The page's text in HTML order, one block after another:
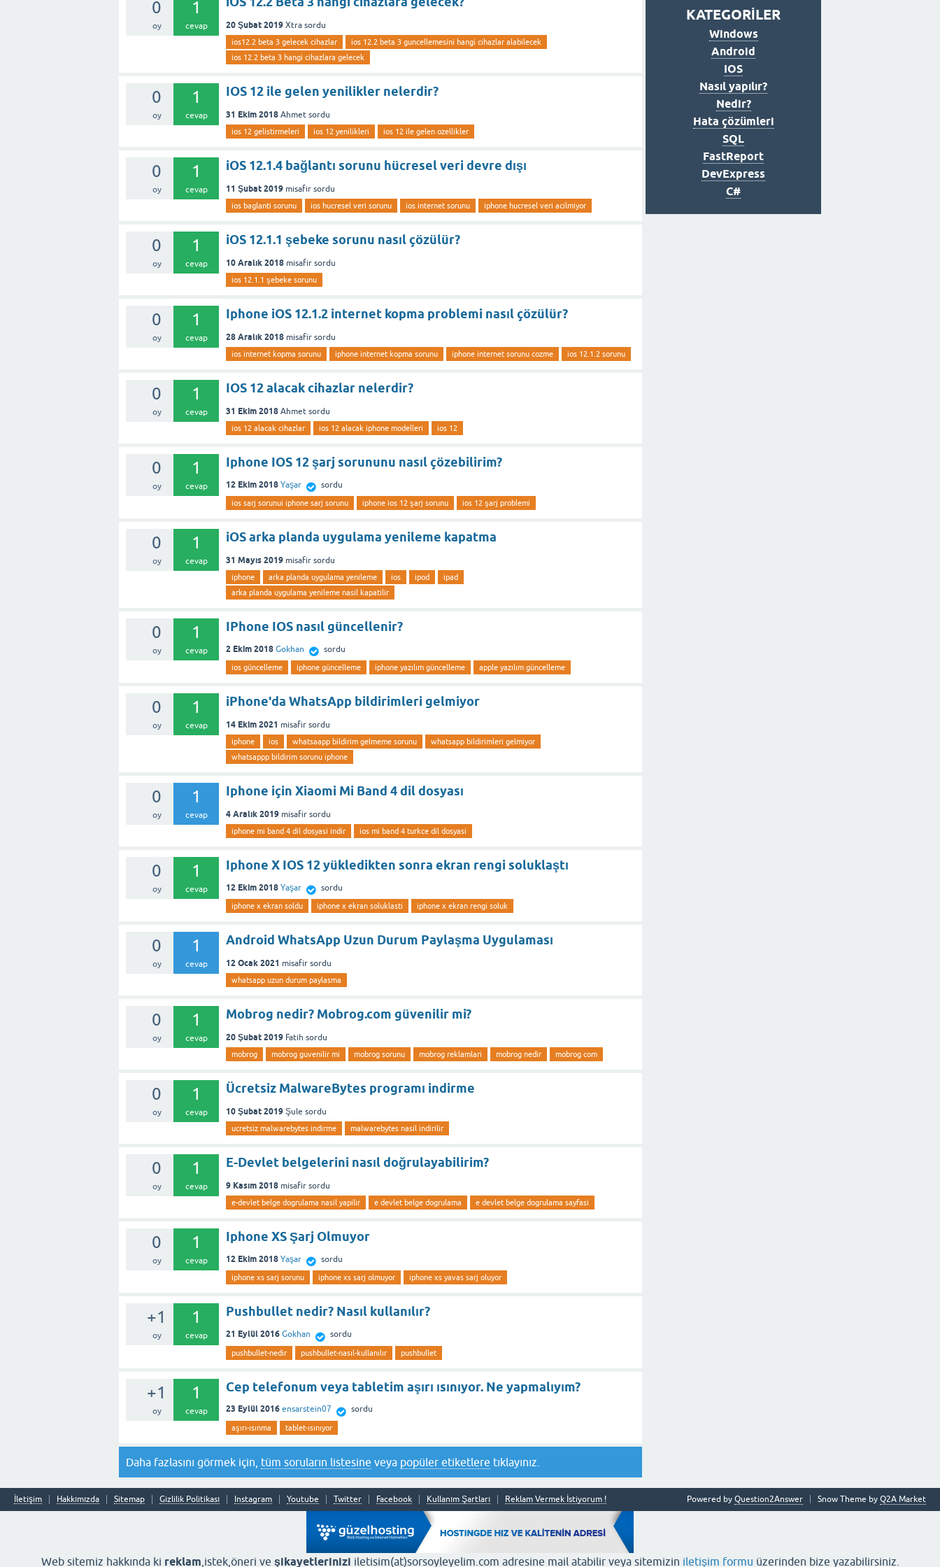
0
oy
1
cevap 20 Şubat 2019 Xtra sordu
ios12.2 beta 3 gelecek cihazlar
ios 12.2 beta 3 guncellemesini hangi cihazlar alabilecek
ios 12.2 beta 3 hangi cihazlara gelecek
0
oy
1
cevap
IOS 12 ile gelen yenilikler nelerdir?
31 Ekim 2018 Ahmet sordu
ios 12 gelistirmeleri ios 12 yenilikleri ios 12 ile gelen ozellikler
0
oy
1
cevap
iOS 12.1.4 bağlantı sorunu hücresel veri devre dışı
11 Şubat 2019 misafir sordu
ios baglanti sorunu ios hucresel veri sorunu ios internet sorunu iphone hucresel veri acilmiyor
0
oy
1
cevap
iOS 12.1.1 şebeke sorunu nasıl çözülür?
10 Aralık 2018 misafir sordu
ios 12.1.1 şebeke sorunu
0
oy
1
cevap
Iphone iOS 12.1.2 internet kopma problemi nasıl çözülür?
28 Aralık 2018 misafir sordu
ios internet kopma sorunu iphone internet kopma sorunu iphone internet sorunu cozme ios 12.1.2 sorunu
0
oy
1
cevap
IOS 12 alacak cihazlar nelerdir?
31 Ekim 2018 Ahmet sordu
ios 12 alacak cihazlar ios 12 alacak iphone modelleri ios 12
0
oy
1
cevap
Iphone IOS 12 şarj sorununu nasıl çözebilirim?
12 Ekim 2018 Yaşar sordu
ios sarj sorunui iphone sarj sorunu iphone ios 12 şarj sorunu ios 12 şarj problemi
0
oy
1
cevap
iOS arka planda uygulama yenileme kapatma
31 Mayıs 2019 misafir sordu
iphone arka planda uygulama yenileme ios ipod
ipad
arka planda uygulama yenileme nasil kapatilir
0
oy
1
cevap
IPhone IOS nasıl güncellenir?
2 Ekim 2018 Gokhan sordu
ios güncelleme iphone güncelleme iphone yazılım güncelleme apple yazılım güncelleme
0
oy
1
cevap
iPhone'da WhatsApp bildirimleri gelmiyor
14 Ekim 2021 misafir sordu
iphone ios whatsaapp bildirim gelmeme sorunu
whatsapp bildirimleri gelmiyor
whatsappp bildirim sorunu iphone
0
oy
1
cevap
Iphone için Xiaomi Mi Band 4 dil dosyası
4 Aralık 2019 misafir sordu
iphone mi band 4 dil dosyasi indir ios mi band 4 turkce dil dosyasi
0
oy
1
cevap
Iphone X IOS 12 yükledikten sonra ekran rengi soluklaştı
12 Ekim 2018 Yaşar sordu
iphone x ekran soldu iphone x ekran soluklasti iphone x ekran rengi soluk
0
oy
1
cevap
Android WhatsApp Uzun Durum Paylaşma Uygulaması
12 Ocak 2021 misafir sordu
whatsapp uzun durum paylasma
0
oy
1
cevap
Mobrog nedir? Mobrog.com güvenilir mi?
20 Şubat 2019 Fatih sordu
mobrog mobrog guvenilir mi mobrog sorunu mobrog reklamlari mobrog nedir mobrog com
0
oy
1
cevap
Ücretsiz MalwareBytes programı indirme
10 Şubat 2019 Şule sordu
ucretsiz malwarebytes indirme malwarebytes nasil indirilir
0
oy
1
cevap
E-Devlet belgelerini nasıl doğrulayabilirim?
9 Kasım 2018 misafir sordu
e-devlet belge dogrulama nasil yapilir e devlet belge dogrulama e devlet belge dogrulama sayfasi
0
oy
1
cevap
Iphone XS Şarj Olmuyor
12 Ekim 2018 Yaşar sordu
iphone xs sarj sorunu iphone xs sarj olmuyor iphone xs yavas sarj oluyor
+1
oy
1
cevap
Pushbullet nedir? Nasıl kullanılır?
21 Eylül 2016 Gokhan sordu
pushbullet-nedir pushbullet-nasıl-kullanılır pushbullet
+1
oy
1
cevap
Cep telefonum veya tabletim aşırı ısınıyor. Ne yapmalıyım?
23 Eylül 2016 ensarstein07 sordu
aşırı-ısınma tablet-ısınıyor
Daha fazlasını görmek için, tüm soruların listesine veya popüler etiketlere tıklayınız.
KATEGORİLER
Windows
Android
IOS
Nasıl yapılır?
Nedir?
Hata çözümleri
SQL
FastReport
DevExpress
C#
İletişim Hakkımızda Sitemap Gizlilik Politikası Instagram Youtube Twitter Facebook Kullanım Şartları Reklam Vermek İstiyorum ! Snow Theme by Q2A Market
Powered by Question2Answer
Web sitemiz hakkında ki reklam ,istek,öneri ve şikayetlerinizi iletisim(at)sorsoyleyelim.com adresine mail atabilir veya sitemizin iletişim formu üzerinden bize yazabilirsiniz.